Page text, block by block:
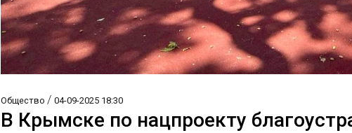
Общество/04-09-2025 18:30
В Крымске по нацпроекту